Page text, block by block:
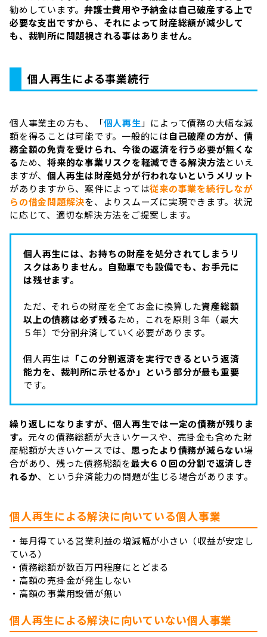
勧めしています。 弁護士費用や予納金は自己破産する上で
必要な支出ですから、それによって財産総額が減少して
も、裁判所に問題視される事はありません。
個人再生による事業続行
個人事業主の方も、「個人再生 」によって債務の大幅な減
額を得ることは可能です。一般的には自己破産の方が、債
務全額の免責を受けられ、今後の返済を行う必要が無くな
るため、 将来的な事業リスクを軽減できる解決方法といえ
ますが、 個人再生は財産処分が行われないというメリット
がありますから、案件によっては従来の事業を続行しなが
らの借金問題解決を、よりスムーズに実現できます。状況
に応じて、適切な解決方法をご提案します。
個人再生には、お持ちの財産を処分されてしまうリ
スクはありません。自動車でも設備でも、お手元に
は残せます。
ただ、それらの財産を全てお金に換算した資産総額
以上の債務は必ず残るため，これを原則３年（最大
５年）で分割弁済していく必要があります。
個人再生は 「この分割返済を実行できるという返済
能力を、裁判所に示せるか」という部分が最も重要
です。
繰り返しになりますが、個人再生では一定の債務が残りま
す。 元々の債務総額が大きいケースや、売掛金も含めた財
産総額が大きいケースでは、 思ったより債務が減らない場
合があり、残った債務総額を最大６０回の分割で返済しき
れるか、という弁済能力の問題が生じる場合があります。
個人再生による解決に向いている個人事業
・毎月得ている営業利益の増減幅が小さい（収益が安定し
ている）
・債務総額が数百万円程度にとどまる
・高額の売掛金が発生しない
・高額の事業用設備が無い
個人再生による解決に向いていない個人事業